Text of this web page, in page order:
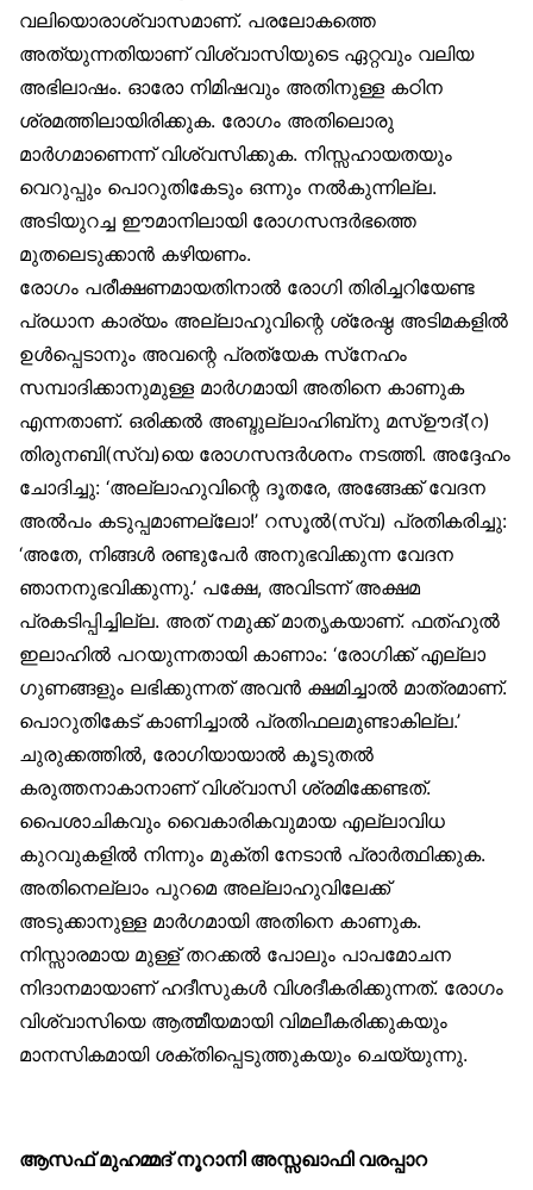
വലിയൊരാശ്വാസമാണ്. പരലോകത്തെ
അത്യുന്നതിയാണ് വിശ്വാസിയുടെ ഏറ്റവും വലിയ
അഭിലാഷം. ഓരോ നിമിഷവും അതിനുള്ള കഠിന
ശ്രമത്തിലായിരിക്കുക. രോഗം അതിലൊരു
മാർഗമാണെന്ന് വിശ്വസിക്കുക. നിസ്സഹായതയും
വെറുപ്പും പൊറുതികേടും ഒന്നും നൽകുന്നില്ല.
അടിയുറച്ച ഈമാനിലായി രോഗസന്ദർഭത്തെ
മുതലെടുക്കാൻ കഴിയണം.
രോഗം പരീക്ഷണമായതിനാൽ രോഗി തിരിച്ചറിയേണ്ട
പ്രധാന കാര്യം അല്ലാഹുവിന്റെ ശ്രേഷ്ഠ അടിമകളിൽ
ഉൾപ്പെടാനും അവന്റെ പ്രത്യേക സ്‌നേഹം
സമ്പാദിക്കാനുമുള്ള മാർഗമായി അതിനെ കാണുക
എന്നതാണ്. ഒരിക്കൽ അബ്ദുല്ലാഹിബ്‌നു മസ്ഊദ്(റ)
തിരുനബി(സ്വ)യെ രോഗസന്ദർശനം നടത്തി. അദ്ദേഹം
ചോദിച്ചു: ‘അല്ലാഹുവിന്റെ ദൂതരേ, അങ്ങേക്ക് വേദന
അൽപം കടുപ്പമാണല്ലോ!’ റസൂൽ(സ്വ) പ്രതികരിച്ചു:
‘അതേ, നിങ്ങൾ രണ്ടുപേർ അനുഭവിക്കുന്ന വേദന
ഞാനനുഭവിക്കുന്നു.’ പക്ഷേ, അവിടന്ന് അക്ഷമ
പ്രകടിപ്പിച്ചില്ല. അത് നമുക്ക് മാതൃകയാണ്. ഫത്ഹുൽ
ഇലാഹിൽ പറയുന്നതായി കാണാം: ‘രോഗിക്ക് എല്ലാ
ഗുണങ്ങളും ലഭിക്കുന്നത് അവൻ ക്ഷമിച്ചാൽ മാത്രമാണ്.
പൊറുതികേട് കാണിച്ചാൽ പ്രതിഫലമുണ്ടാകില്ല.’
ചുരുക്കത്തിൽ, രോഗിയായാൽ കൂടുതൽ
കരുത്തനാകാനാണ് വിശ്വാസി ശ്രമിക്കേണ്ടത്.
പൈശാചികവും വൈകാരികവുമായ എല്ലാവിധ
കുറവുകളിൽ നിന്നും മുക്തി നേടാൻ പ്രാർത്ഥിക്കുക.
അതിനെല്ലാം പുറമെ അല്ലാഹുവിലേക്ക്
അടുക്കാനുള്ള മാർഗമായി അതിനെ കാണുക.
നിസ്സാരമായ മുള്ള് തറക്കൽ പോലും പാപമോചന
നിദാനമായാണ് ഹദീസുകൾ വിശദീകരിക്കുന്നത്. രോഗം
വിശ്വാസിയെ ആത്മീയമായി വിമലീകരിക്കുകയും
മാനസികമായി ശക്തിപ്പെടുത്തുകയും ചെയ്യുന്നു.
ആസഫ് മുഹമ്മദ് നൂറാനി അസ്സഖാഫി വരപ്പാറ